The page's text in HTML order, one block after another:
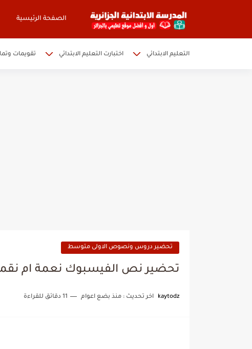
الصفحة الرئيسية
التعليم الابتدائي اختبارت التعليم الابتدائي تقويمات
تحضير دروس ونصوص الاولى متوسط
تحضير نص الفيسبوك نعمة ام
kaytodz اخر تحديث : منذ بضع اعوام 11 دقائق للقراءة